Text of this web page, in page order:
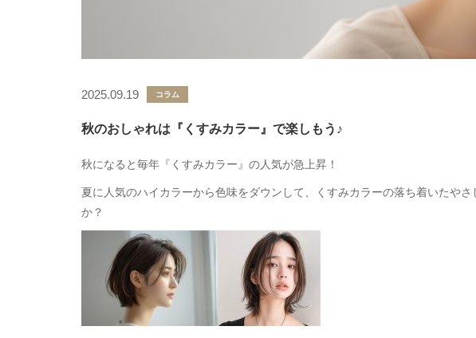
2025.09.19 コラム
秋のおしゃれは『くすみカラー』で楽しもう♪
秋になると毎年『くすみカラー』の人気が急上昇！
夏に人気のハイカラーから色味をダウンして、くすみカラーの落ち着いたや
か？